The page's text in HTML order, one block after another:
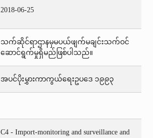
2018-06-25
သက်ဆိုင်ရာဌာနမှမပယ်ဖျက်မချင်းသက်ဝင်
ဆောင်ရွက်မှုရှိမည်ဖြစ်ပါသည်။
အပင်ပိုးမွှားကာကွယ်ရေးဥပဒေ ၁၉၉၃
C4 - Import-monitoring and surveillance and